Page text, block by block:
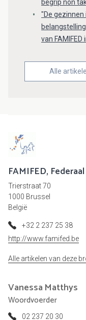
begrip non
"De
van FAMIFED
Alle
FAMIFED,
Trierstraat 70
1000 Brussel
België
+32 2 237 25 38
http://www.famifed.be
Alle artikelen van deze
Vanessa Matthys
Woordvoerder
02 237 20 30